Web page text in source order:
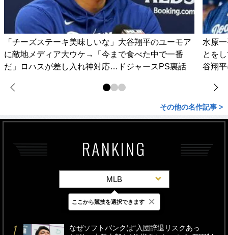
「チーズステーキ美味しいな」大谷翔平のユーモア
に敵地メディア大ウケ→「今まで食べた中で一番
だ」ロハスが差し入れ神対応…ドジャースPS裏話
水原
とを
谷翔
その他の名作記事 >
RANKING
MLB
最新 24時間 週間
なぜソフトバンクは“入団辞退リスクあっ
ここから競技を選択できます ×